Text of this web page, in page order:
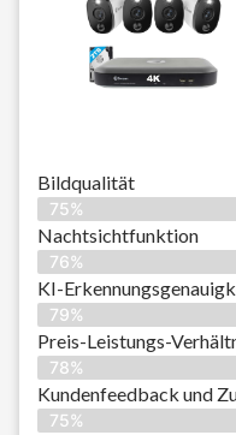
Bildqualität
75%
Nachtsichtfunktion
76%
KI-
79%
Preis-Leistungs-
78%
Kundenfeedback und
75%